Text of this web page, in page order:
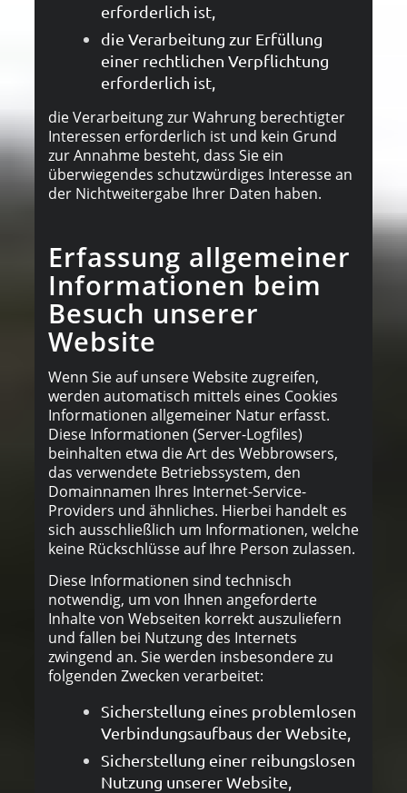
erforderlich ist,
die Verarbeitung zur Erfüllung
einer rechtlichen Verpflichtung
erforderlich ist,
die Verarbeitung zur Wahrung berechtigter
Interessen erforderlich ist und kein Grund
zur Annahme besteht, dass Sie ein
überwiegendes schutzwürdiges Interesse an
der Nichtweitergabe Ihrer Daten haben.
Erfassung allgemeiner
Informationen beim
Besuch unserer
Website
Wenn Sie auf unsere Website zugreifen,
werden automatisch mittels eines Cookies
Informationen allgemeiner Natur erfasst.
Diese Informationen (Server-Logfiles)
beinhalten etwa die Art des Webbrowsers,
das verwendete Betriebssystem, den
Domainnamen Ihres Internet-Service-
Providers und ähnliches. Hierbei handelt es
sich ausschließlich um Informationen, welche
keine Rückschlüsse auf Ihre Person zulassen.
Diese Informationen sind technisch
notwendig, um von Ihnen angeforderte
Inhalte von Webseiten korrekt auszuliefern
und fallen bei Nutzung des Internets
zwingend an. Sie werden insbesondere zu
folgenden Zwecken verarbeitet:
Sicherstellung eines problemlosen
Verbindungsaufbaus der Website,
Sicherstellung einer reibungslosen
Nutzung unserer Website,